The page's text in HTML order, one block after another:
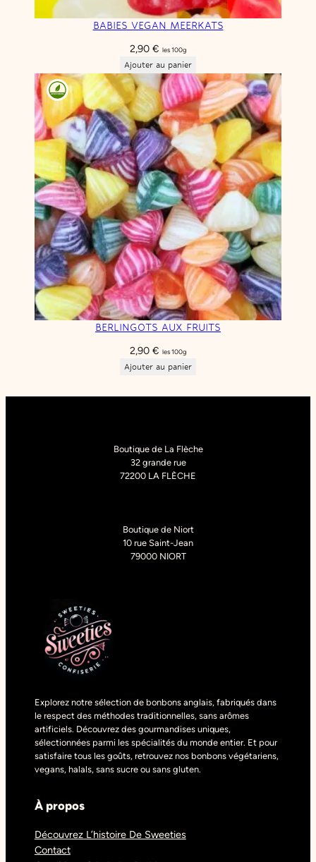
BABIES VEGAN MEERKATS
2,90 € les 100g
Ajouter au panier
BERLINGOTS AUX FRUITS
2,90 € les 100g
Ajouter au panier
Boutique de La Flèche
32 grande rue
72200 LA FLÈCHE
Boutique de Niort
10 rue Saint-Jean
79000 NIORT
Explorez notre sélection de bonbons anglais, fabriqués dans
le respect des méthodes traditionnelles, sans arômes
artificiels. Découvrez des gourmandises uniques,
sélectionnées parmi les spécialités du monde entier. Et pour
satisfaire tous les goûts, retrouvez nos bonbons végétariens,
vegans, halals, sans sucre ou sans gluten.
À propos
Découvrez L’histoire De Sweeties
Contact